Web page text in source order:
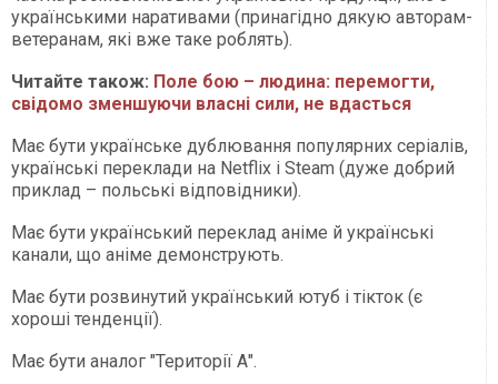
українськими наративами (принагідно дякую авторам-
ветеранам, які вже таке роблять).
Читайте також: Поле бою – людина: перемогти,
свідомо зменшуючи власні сили, не вдасться
Має бути українське дублювання популярних серіалів,
українські переклади на Netflix і Steam (дуже добрий
приклад – польські відповідники).
Має бути український переклад аніме й українські
канали, що аніме демонструють.
Має бути розвинутий український ютуб і тікток (є
хороші тенденції).
Має бути аналог "Території А".